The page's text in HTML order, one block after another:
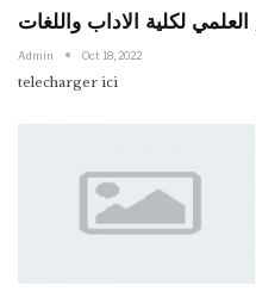
لكلية الاداب واللغات
Admin Oct 18, 2022
telecharger ici